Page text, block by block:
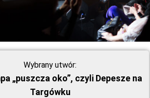
Wybrany utwór:
„puszcza oko”, czyli Depesze na
Targówku